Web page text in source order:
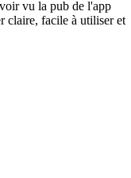
vu la pub de l'app
claire, facile à utiliser et